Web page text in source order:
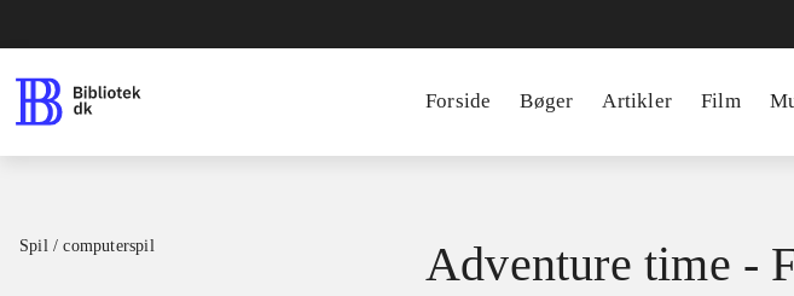
Forside Bøger Artikler Film
Spil / computerspil
Adventure time -